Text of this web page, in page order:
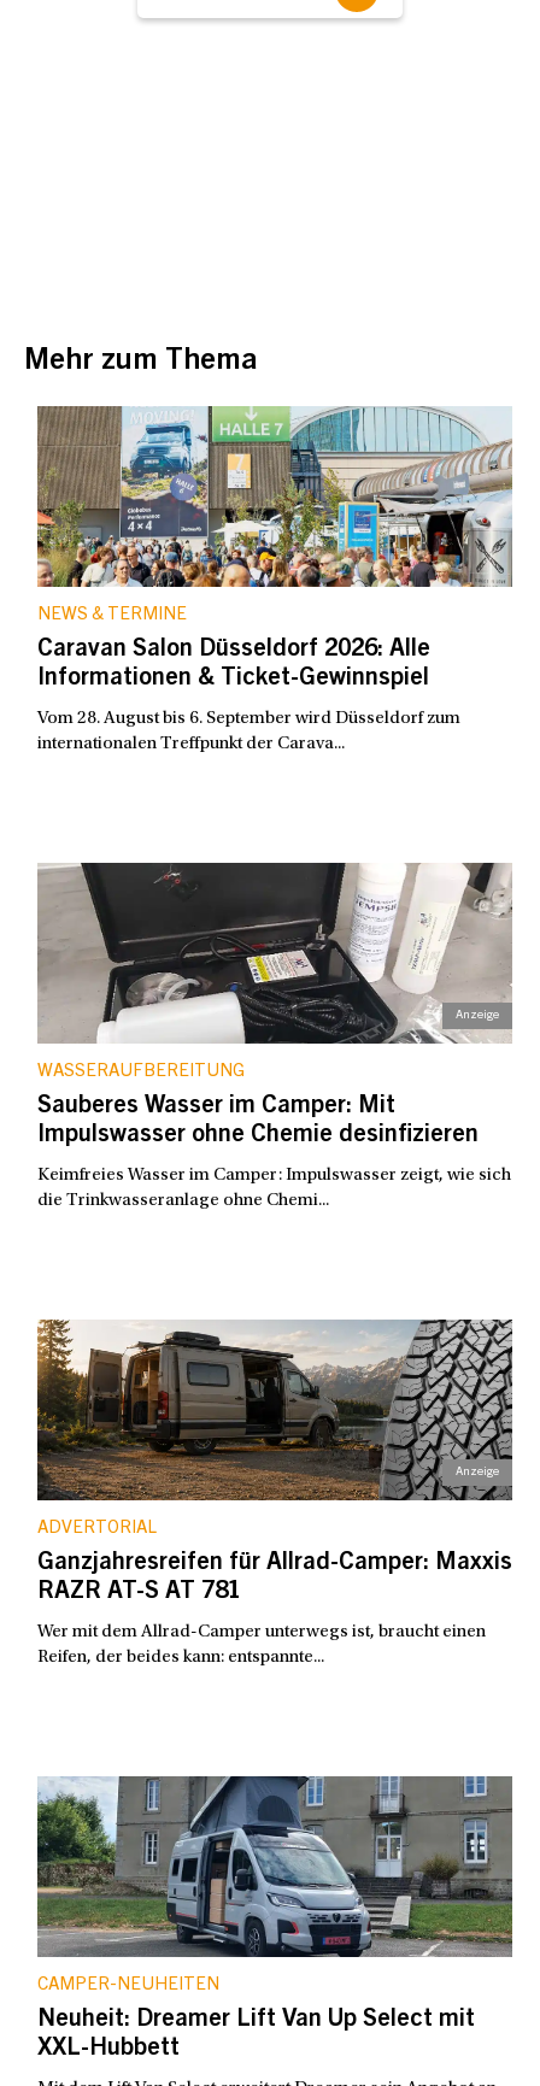
Mehr zum Thema
NEWS & TERMINE
Caravan Salon Düsseldorf 2026: Alle
Informationen & Ticket-Gewinnspiel
Vom 28. August bis 6. September wird Düsseldorf zum
internationalen Treffpunkt der Carava...
WASSERAUFBEREITUNG
Sauberes Wasser im Camper: Mit
Impulswasser ohne Chemie desinfizieren
Keimfreies Wasser im Camper: Impulswasser zeigt, wie sich
die Trinkwasseranlage ohne Chemi...
ADVERTORIAL
Ganzjahresreifen für Allrad-Camper: Maxxis
RAZR AT-S AT 781
Wer mit dem Allrad-Camper unterwegs ist, braucht einen
Reifen, der beides kann: entspannte...
CAMPER-NEUHEITEN
Neuheit: Dreamer Lift Van Up Select mit
XXL-Hubbett